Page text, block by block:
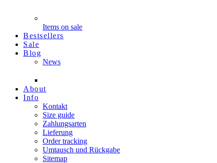
Items on sale
Bestsellers
Sale
Blog
News
About
Info
Kontakt
Size guide
Zahlungsarten
Lieferung
Order tracking
Umtausch und Rückgabe
Sitemap